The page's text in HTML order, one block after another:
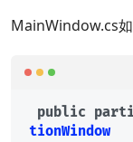
MainWindow.cs如
public
tionWindow